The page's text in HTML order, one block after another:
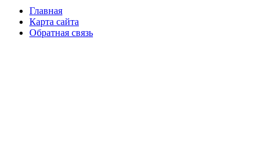
Главная
Карта сайта
Обратная связь